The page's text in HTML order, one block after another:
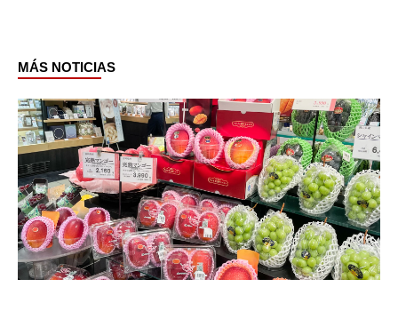
MÁS NOTICIAS
Page PagePagePagePagePage Page